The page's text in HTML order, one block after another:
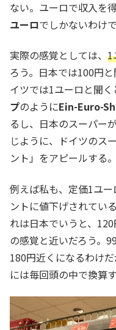
ない。ユーロで収入を
ユーロでしかないわけで
実際の感覚としては、 1
ろう。日本では100円
イツでは1ユーロと聞く
プのようにEin-Euro-
るし、日本のスーパー
じように、ドイツのス
ント」をアピールする。
例えば私も、定価1ユ
ントに値下げされてい
れは日本でいうと、
の感覚と近いだろう。
180円近くになるわけ
には毎回頭の中で換算